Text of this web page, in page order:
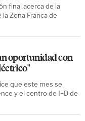
final acerca de la
Zona Franca de
oportunidad con
que este mes se
y el centro de I+D de